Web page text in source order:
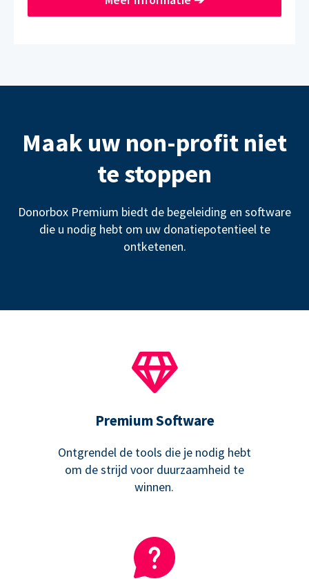
Maak uw non-profit niet
te stoppen
Donorbox Premium biedt de begeleiding en software
die u nodig hebt om uw donatiepotentieel te
ontketenen.
Premium Software
Ontgrendel de tools die je nodig hebt
om de strijd voor duurzaamheid te
winnen.